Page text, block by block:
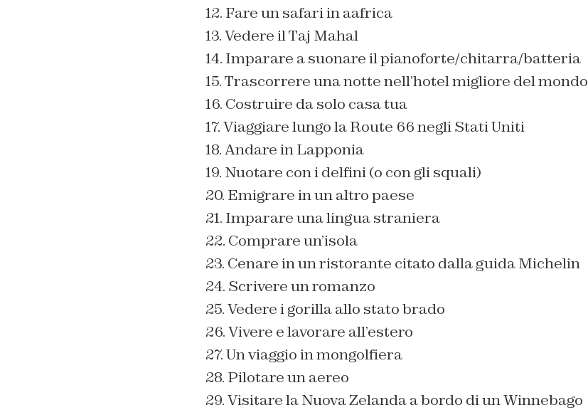
12. Fare un safari in aafrica
13. Vedere il Taj Mahal
14. Imparare a suonare il pianoforte/chitarra/batteria
15. Trascorrere una notte nell’hotel migliore del mondo
16. Costruire da solo casa tua
17. Viaggiare lungo la Route 66 negli Stati Uniti
18. Andare in Lapponia
19. Nuotare con i delfini (o con gli squali)
20. Emigrare in un altro paese
21. Imparare una lingua straniera
22. Comprare un’isola
23. Cenare in un ristorante citato dalla guida Michelin
24. Scrivere un romanzo
25. Vedere i gorilla allo stato brado
26. Vivere e lavorare all’estero
27. Un viaggio in mongolfiera
28. Pilotare un aereo
29. Visitare la Nuova Zelanda a bordo di un Winnebago